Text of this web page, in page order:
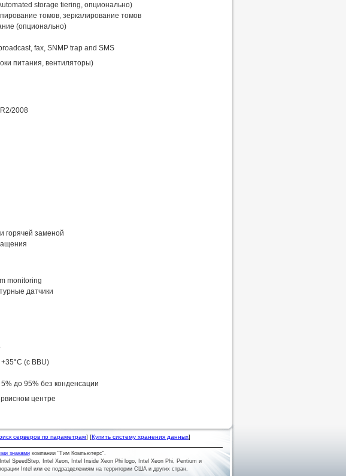
storage tiering, опционально)
томов, зеркалирование томов
(опционально)
fax, SNMP trap and SMS
питания, вентиляторы)
2008
горячей заменой
monitoring
датчики
(с BBU)
до 95% без конденсации
центре
серверов по параметрам] [Купить систему хранения данных]
знакамикомпании "Тим Компьютерс".
SpeedStep, Intel Xeon, Intel Inside Xeon Phi logo, Intel Xeon Phi, Pentium и
Intel или ее подразделениям на территории США и других стран.